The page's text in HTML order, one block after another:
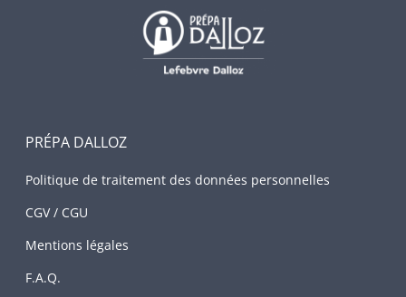
PRÉPA DALLOZ
Politique de traitement des données personnelles
CGV / CGU
Mentions légales
F.A.Q.